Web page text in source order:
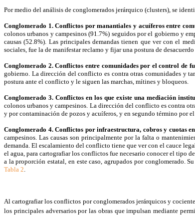
Por medio del análisis de conglomerados jerárquico (clusters), se
Conglomerado 1. Conflictos por manantiales y acuíferos entre
colonos urbanos y campesinos (91.7%) seguidos por el gobierno y
causas (52.8%). Las principales demandas tienen que ver con el
sociales, fue la de manifestar reclamo y fijar una postura de
Conglomerado 2. Conflictos entre comunidades por el control de
gobierno. La dirección del conflicto es contra otras comunidades y
postura ante el conflicto y le siguen las marchas, mítines y bloqueos.
Conglomerado 3. Conflictos en los que existe una mediación
colonos urbanos y campesinos. La dirección del conflicto es contra
y por contaminación de pozos y acuíferos, y en segundo término por
Conglomerado 4. Conflictos por infraestructura, cobros y cuotas
campesinos. Las causas son principalmente por la falta o
demanda. El escalamiento del conflicto tiene que ver con el cauce
el agua, para cartografiar los conflictos fue necesario conocer el tipo
a la proporción estatal, en este caso, agrupados por conglomerado.
Tabla 2.
Al cartografiar los conflictos por conglomerados jerárquicos y
los principales adversarios por las obras que impulsan mediante